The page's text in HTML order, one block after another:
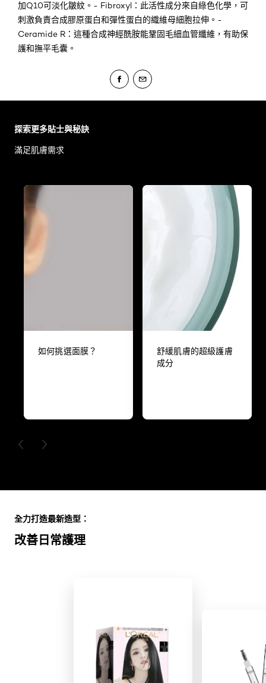
加Q10可淡化皺紋。- Fibroxyl：此活性成分來自綠色化學，可
刺激負責合成膠原蛋白和彈性蛋白的織維母細胞拉伸。-
Ceramide R：這種合成神經酰胺能鞏固毛細血管纖維，有助保
護和撫平毛囊。
探索更多貼士與秘訣
滿足肌膚需求
如何挑選面膜？
舒緩肌膚的超級護膚
成分
PREVIOUS CARD
NEXT CARD
改善日常護理
全力打造最新造型：